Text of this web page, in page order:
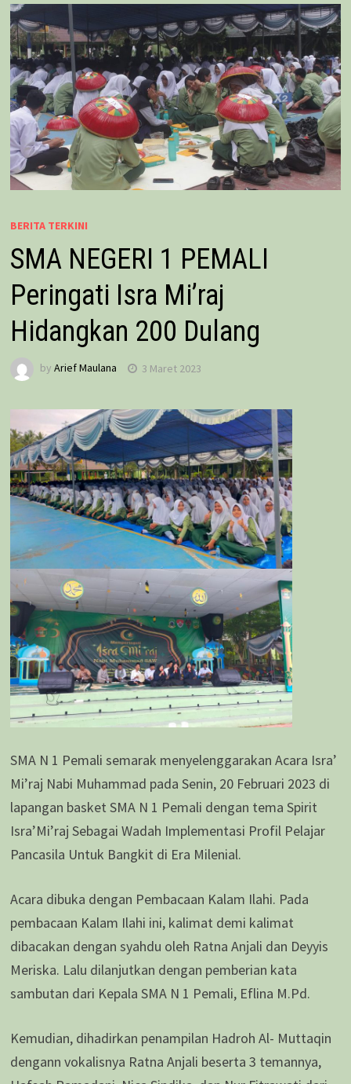
BERITA TERKINI
SMA NEGERI 1 PEMALI
Peringati Isra Mi’raj
Hidangkan 200 Dulang
by Arief Maulana 3 Maret 2023
SMA N 1 Pemali semarak menyelenggarakan Acara Isra’
Mi’raj Nabi Muhammad pada Senin, 20 Februari 2023 di
lapangan basket SMA N 1 Pemali dengan tema Spirit
Isra’Mi’raj Sebagai Wadah Implementasi Profil Pelajar
Pancasila Untuk Bangkit di Era Milenial.
Acara dibuka dengan Pembacaan Kalam Ilahi. Pada
pembacaan Kalam Ilahi ini, kalimat demi kalimat
dibacakan dengan syahdu oleh Ratna Anjali dan Deyyis
Meriska. Lalu dilanjutkan dengan pemberian kata
sambutan dari Kepala SMA N 1 Pemali, Eflina M.Pd.
Kemudian, dihadirkan penampilan Hadroh Al- Muttaqin
dengann vokalisnya Ratna Anjali beserta 3 temannya,